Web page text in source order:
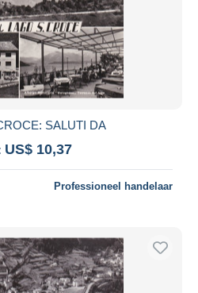
SALUTI DA
US$ 10,37
Professioneel handelaar